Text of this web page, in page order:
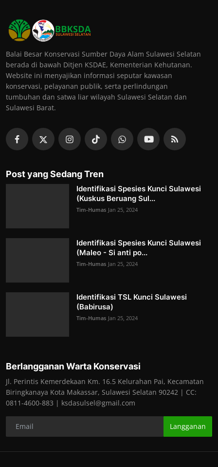
Balai Besar Konservasi Sumber Daya Alam Sulawesi Selatan
berada di bawah Ditjen KSDAE, Kementerian Kehutanan.
Website ini menyajikan informasi seputar kawasan
konservasi, pelayanan publik, serta perlindungan
tumbuhan dan satwa liar wilayah Sulawesi Selatan dan
Sulawesi Barat.
Post yang Sedang Tren
Identifikasi Spesies Kunci Sulawesi
(Kuskus Beruang Sul...
Tim-Humas Jan 25, 2024
Identifikasi Spesies Kunci Sulawesi
(Maleo - Si anti po...
Tim-Humas Jan 25, 2024
Identifikasi TSL Kunci Sulawesi
(Babirusa)
Tim-Humas Jan 25, 2024
Berlangganan Warta Konservasi
Jl. Perintis Kemerdekaan Km. 16.5 Kelurahan Pai, Kecamatan
Biringkanaya Kota Makassar, Sulawesi Selatan 90242 | CC:
0811-4600-883 | ksdasulsel@gmail.com
Langganan